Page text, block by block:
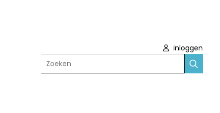
inloggen
Zoeken